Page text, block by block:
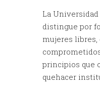
La Universidad
distingue por
mujeres
principios que
quehacer